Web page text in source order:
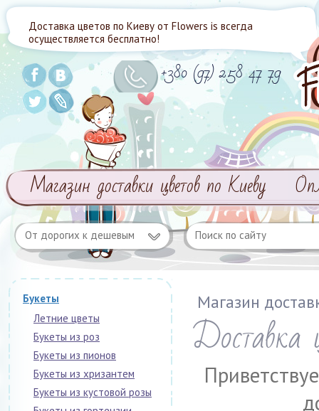
Доставка цветов по Киеву от Flowers is всегда
осуществляется бесплатно!
+380 (97) 258 47 79
Магазин доставки цветов по Киеву
От дорогих к дешевым
Букеты
Летние цветы
Букеты из роз
Букеты из пионов
Букеты из хризантем
Букеты из кустовой розы
Магазин
Доставка